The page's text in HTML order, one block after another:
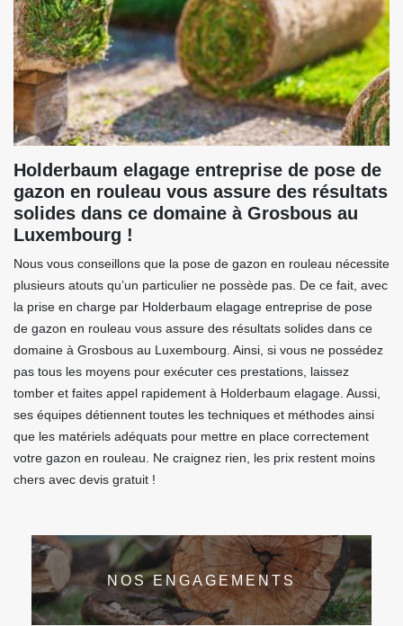
Holderbaum elagage entreprise de pose de
gazon en rouleau vous assure des résultats
solides dans ce domaine à Grosbous au
Luxembourg !
Nous vous conseillons que la pose de gazon en rouleau nécessite
plusieurs atouts qu’un particulier ne possède pas. De ce fait, avec
la prise en charge par Holderbaum elagage entreprise de pose
de gazon en rouleau vous assure des résultats solides dans ce
domaine à Grosbous au Luxembourg. Ainsi, si vous ne possédez
pas tous les moyens pour exécuter ces prestations, laissez
tomber et faites appel rapidement à Holderbaum elagage. Aussi,
ses équipes détiennent toutes les techniques et méthodes ainsi
que les matériels adéquats pour mettre en place correctement
votre gazon en rouleau. Ne craignez rien, les prix restent moins
chers avec devis gratuit !
NOS ENGAGEMENTS